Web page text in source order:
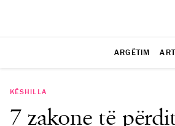
ARGËTIM ART
KËSHILLA
7 zakone të